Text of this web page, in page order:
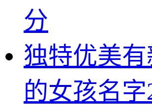
分
独特优美
的女孩名字